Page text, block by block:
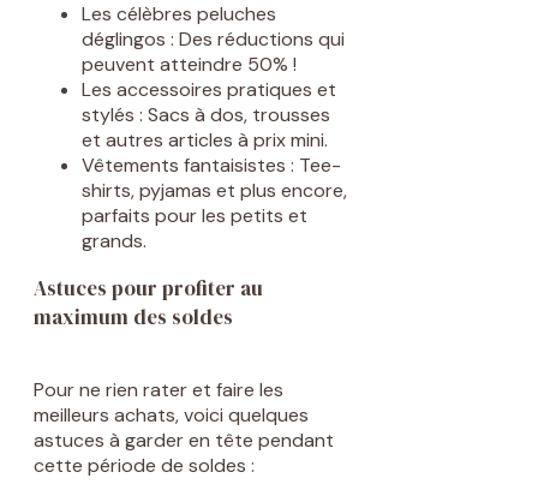
Les célèbres peluches
déglingos : Des réductions qui
peuvent atteindre 50% !
Les accessoires pratiques et
stylés : Sacs à dos, trousses
et autres articles à prix mini.
Vêtements fantaisistes : Tee-
shirts, pyjamas et plus encore,
parfaits pour les petits et
grands.
Astuces pour profiter au
maximum des soldes
Pour ne rien rater et faire les
meilleurs achats, voici quelques
astuces à garder en tête pendant
cette période de soldes :